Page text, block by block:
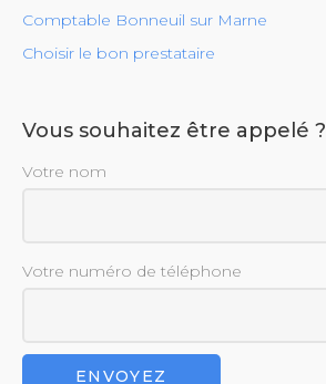
Comptable Bonneuil sur Marne
Choisir le bon prestataire
Vous souhaitez être appelé ?
Votre nom
Votre numéro de téléphone